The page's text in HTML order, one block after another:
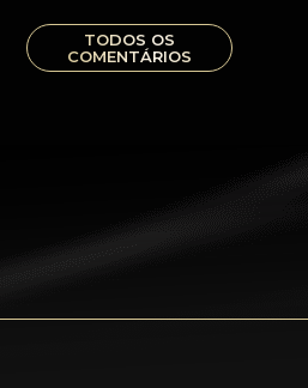
TODOS OS
COMENTÁRIOS